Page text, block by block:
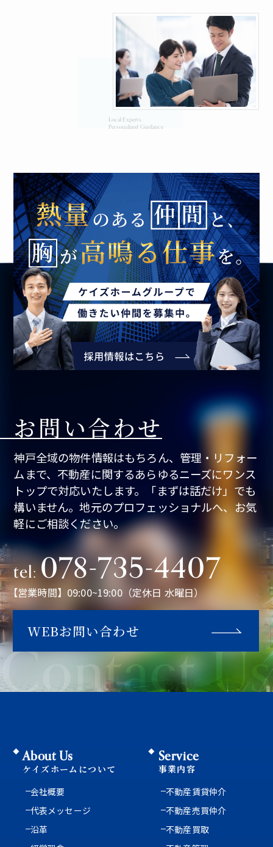
Local Experts,
Personalized Guidance.
お問い合わせ
神戸全域の物件情報はもちろん、管理・リフォー
ムまで、不動産に関するあらゆるニーズにワンス
トップで対応いたします。「まずは話だけ」でも
構いません。地元のプロフェッショナルへ、お気
軽にご相談ください。
tel:078-735-4407
【営業時間】09:00~19:00（定休日 水曜日）
WEBお問い合わせ
Contact Us
About Us
ケイズホームについて
会社概要
代表メッセージ
沿革
Service
事業内容
不動産賃貸仲介
不動産売買仲介
不動産買取